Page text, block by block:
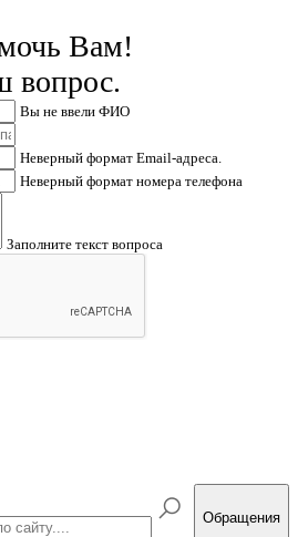
Вам!
вопрос.
Вы не ввели ФИО
Неверный формат Email-адреса.
Неверный формат номера телефона
Заполните текст вопроса
Обращения